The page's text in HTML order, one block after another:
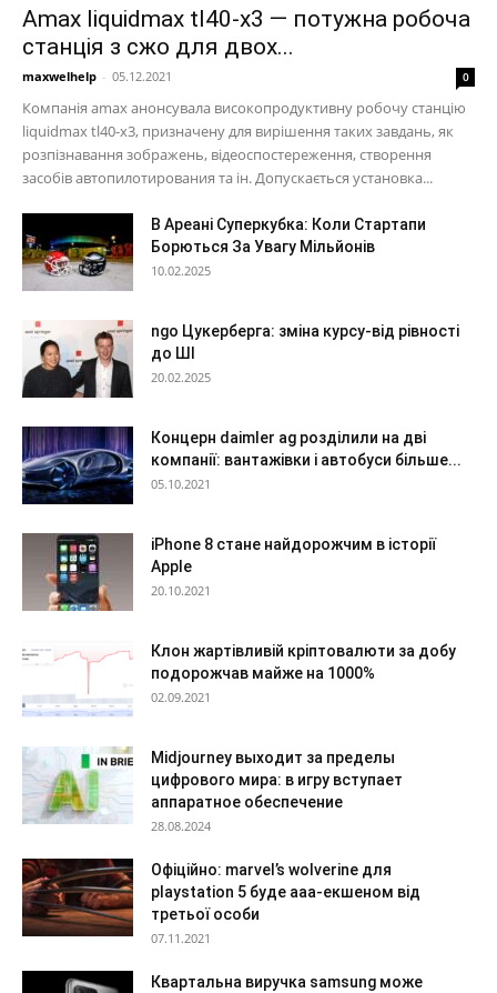
Amax liquidmax tl40-x3 — потужна робоча
станція з сжо для двох...
maxwelhelp - 05.12.2021 0
Компанія amax анонсувала високопродуктивну робочу станцію
liquidmax tl40-x3, призначену для вирішення таких завдань, як
розпізнавання зображень, відеоспостереження, створення
засобів автопилотирования та ін. Допускається установка...
В Ареані Суперкубка: Коли Стартапи
Борються За Увагу Мільйонів
10.02.2025
ngo Цукерберга: зміна курсу-від рівності
до ШІ
20.02.2025
Концерн daimler ag розділили на дві
компанії: вантажівки і автобуси більше...
05.10.2021
iPhone 8 стане найдорожчим в історії
Apple
20.10.2021
Клон жартівливій кріптовалюти за добу
подорожчав майже на 1000%
02.09.2021
Midjourney выходит за пределы
цифрового мира: в игру вступает
аппаратное обеспечение
28.08.2024
Офіційно: marvel’s wolverine для
playstation 5 буде aaa-екшеном від
третьої особи
07.11.2021
Квартальна виручка samsung може